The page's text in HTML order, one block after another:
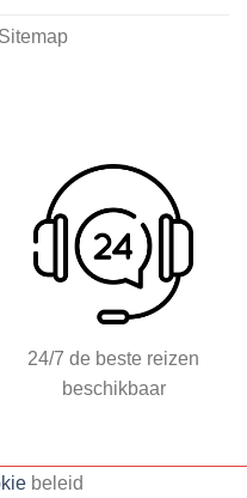
door
dit zonnige
boeken bij
dat altijd
te
zorgen dat
vakantie kunt
hotels en
Sitemap
24/7 de beste reizen
beschikbaar
beleid